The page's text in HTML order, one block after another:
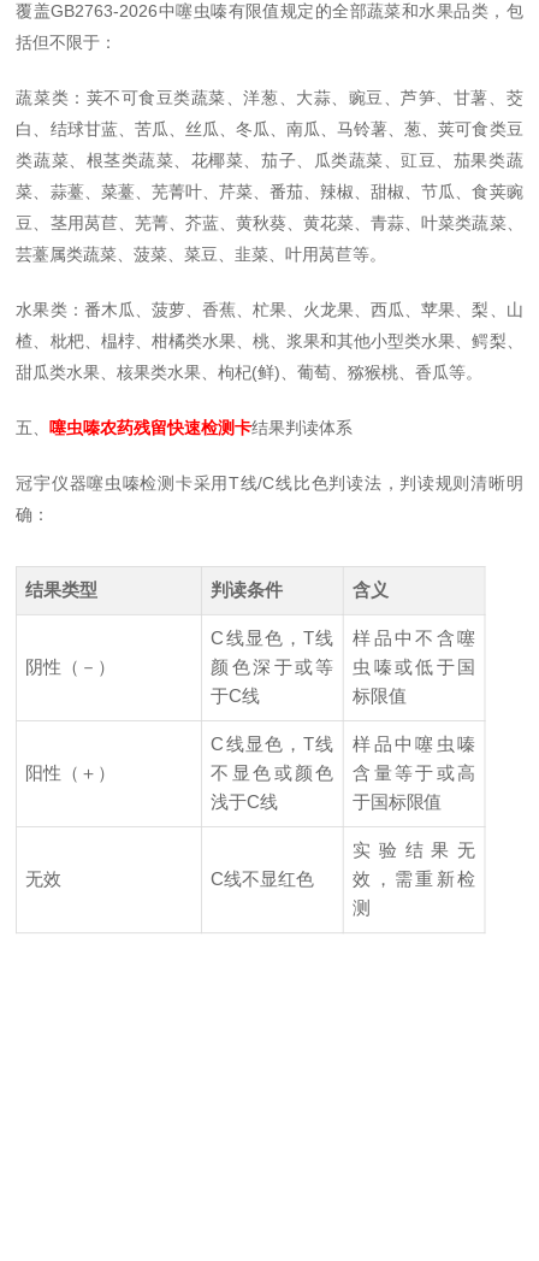
覆盖GB2763-2026中噻虫嗪有限值规定的全部蔬菜和水果品类，包
括但不限于：
蔬菜类：荚不可食豆类蔬菜、洋葱、大蒜、豌豆、芦笋、甘薯、茭
白、结球甘蓝、苦瓜、丝瓜、冬瓜、南瓜、马铃薯、葱、荚可食类豆
类蔬菜、根茎类蔬菜、花椰菜、茄子、瓜类蔬菜、豇豆、茄果类蔬
菜、蒜薹、菜薹、芜菁叶、芹菜、番茄、辣椒、甜椒、节瓜、食荚豌
豆、茎用莴苣、芜菁、芥蓝、黄秋葵、黄花菜、青蒜、叶菜类蔬菜、
芸薹属类蔬菜、菠菜、菜豆、韭菜、叶用莴苣等。
水果类：番木瓜、菠萝、香蕉、杧果、火龙果、西瓜、苹果、梨、山
楂、枇杷、榅桲、柑橘类水果、桃、浆果和其他小型类水果、鳄梨、
甜瓜类水果、核果类水果、枸杞(鲜)、葡萄、猕猴桃、香瓜等。
五、 噻虫嗪农药残留快速检测卡结果判读体系
冠宇仪器噻虫嗪检测卡采用T线/C线比色判读法，判读规则清晰明
确：
结果类型 判读条件 含义
阴性（－）
C线显色，T线
颜色深于或等
于C线
样品中不含噻
虫嗪或低于国
标限值
阳性（＋）
C线显色，T线
不显色或颜色
浅于C线
样品中噻虫嗪
含量等于或高
于国标限值
无效 C线不显红色
实验结果无
效，需重新检
测